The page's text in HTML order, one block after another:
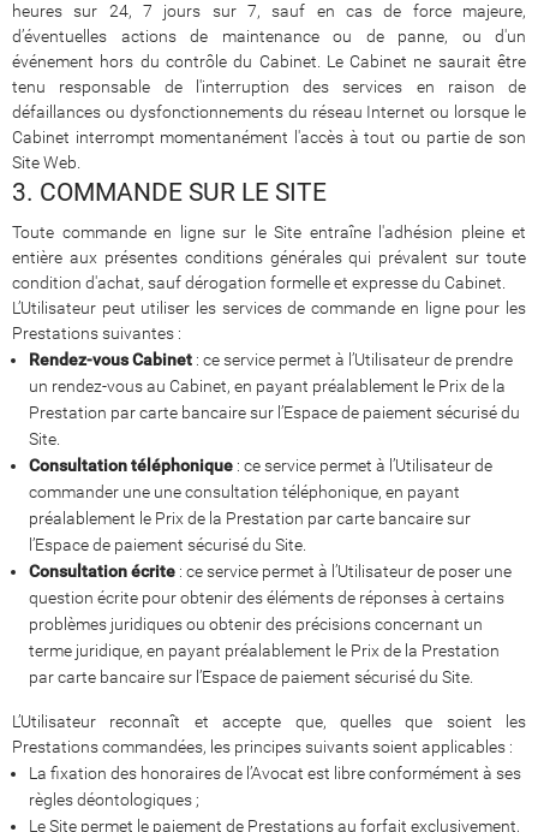
heures sur 24, 7 jours sur 7, sauf en cas de force majeure,
d’éventuelles actions de maintenance ou de panne, ou d'un
événement hors du contrôle du Cabinet. Le Cabinet ne saurait être
tenu responsable de l'interruption des services en raison de
défaillances ou dysfonctionnements du réseau Internet ou lorsque le
Cabinet interrompt momentanément l'accès à tout ou partie de son
Site Web.
3. COMMANDE SUR LE SITE
Toute commande en ligne sur le Site entraîne l'adhésion pleine et
entière aux présentes conditions générales qui prévalent sur toute
condition d'achat, sauf dérogation formelle et expresse du Cabinet.
L’Utilisateur peut utiliser les services de commande en ligne pour les
Prestations suivantes :
Rendez-vous Cabinet : ce service permet à l’Utilisateur de prendre
un rendez-vous au Cabinet, en payant préalablement le Prix de la
Prestation par carte bancaire sur l’Espace de paiement sécurisé du
Site.
Consultation téléphonique : ce service permet à l’Utilisateur de
commander une une consultation téléphonique, en payant
préalablement le Prix de la Prestation par carte bancaire sur
l’Espace de paiement sécurisé du Site.
Consultation écrite : ce service permet à l’Utilisateur de poser une
question écrite pour obtenir des éléments de réponses à certains
problèmes juridiques ou obtenir des précisions concernant un
terme juridique, en payant préalablement le Prix de la Prestation
par carte bancaire sur l’Espace de paiement sécurisé du Site.
L’Utilisateur reconnaît et accepte que, quelles que soient les
Prestations commandées, les principes suivants soient applicables :
La fixation des honoraires de l’Avocat est libre conformément à ses
règles déontologiques ;
Le Site permet le paiement de Prestations au forfait exclusivement,